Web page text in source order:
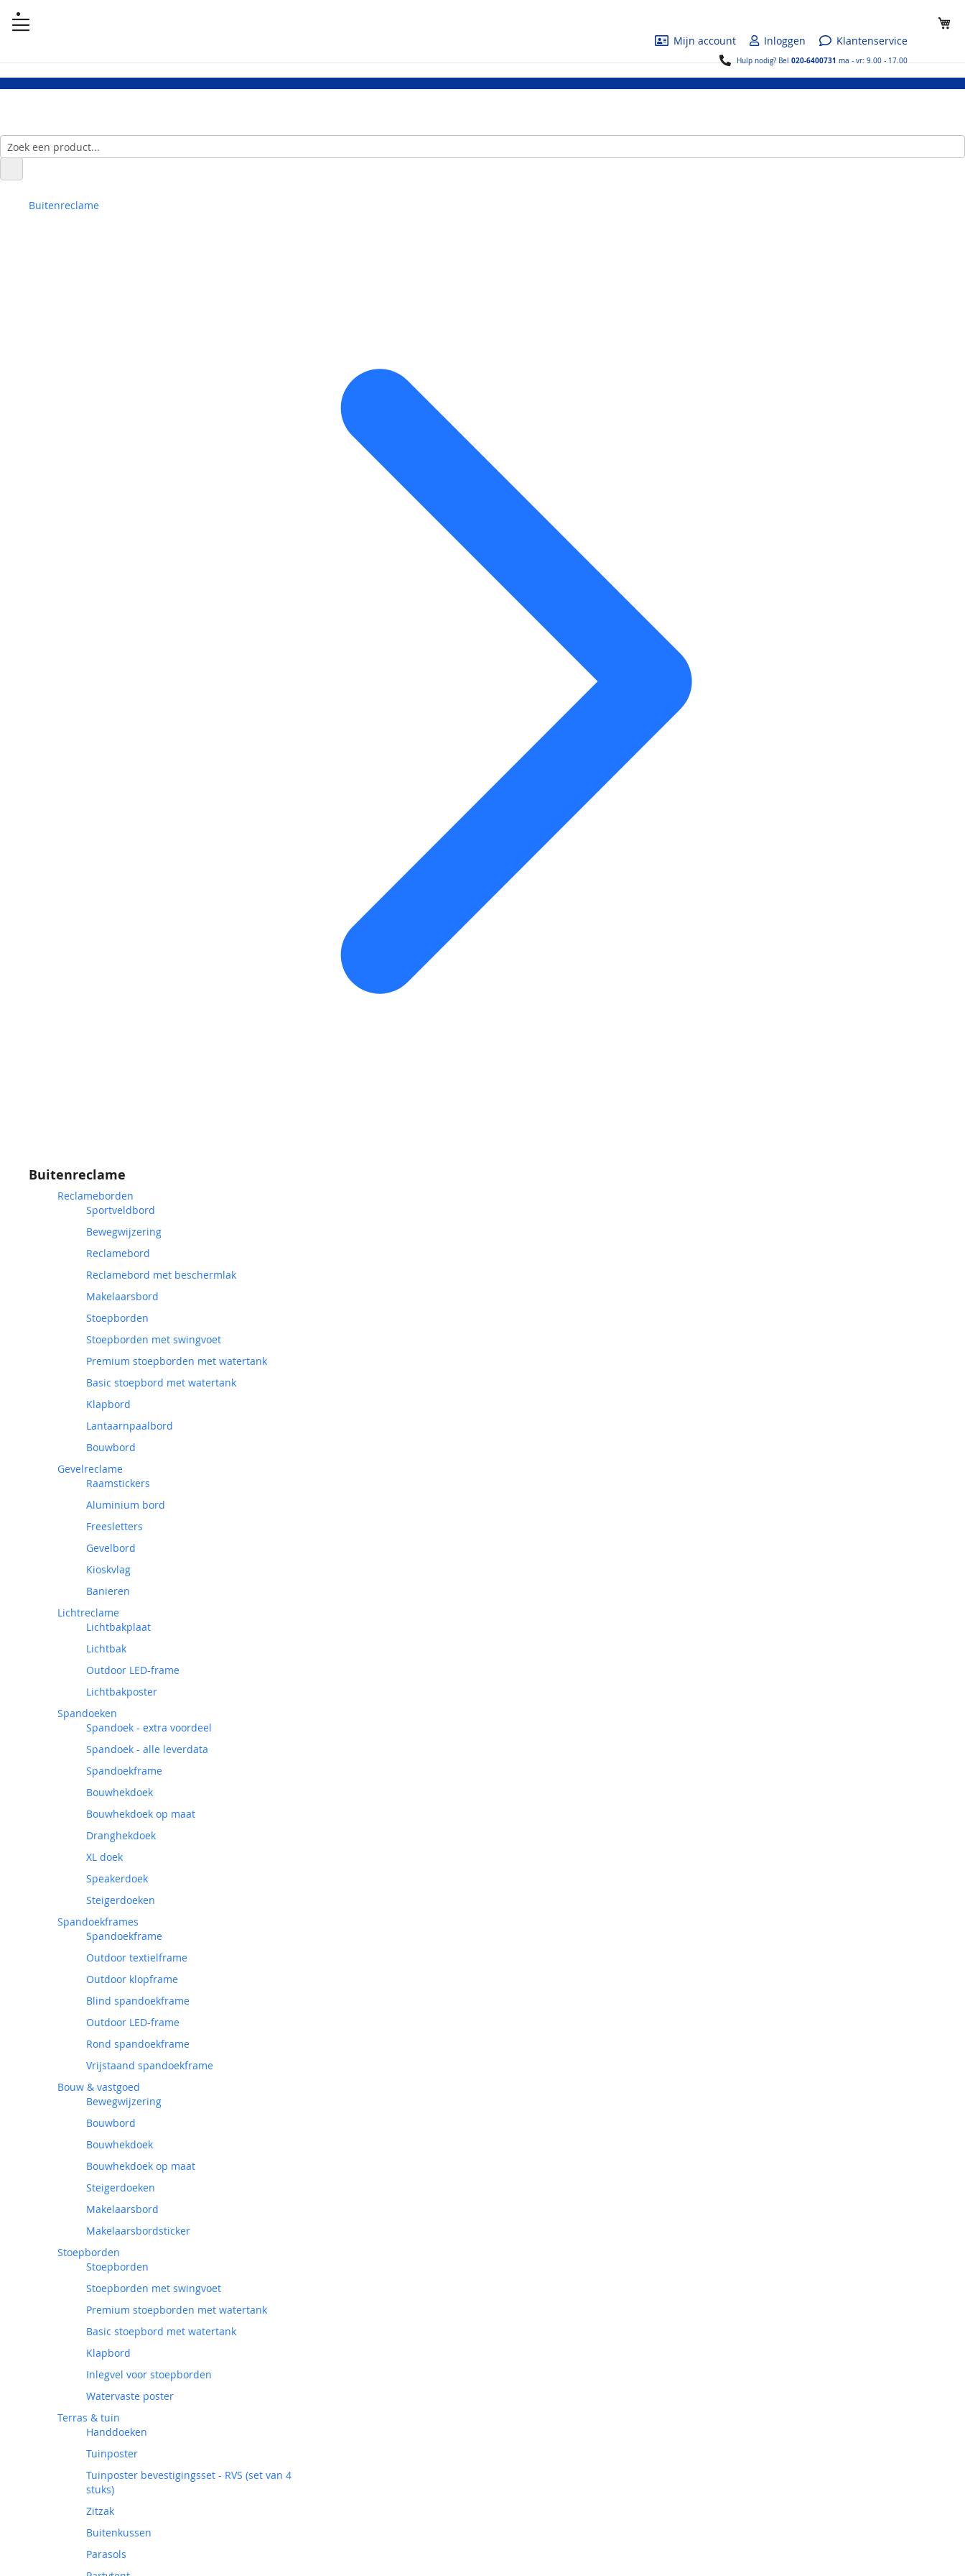
Mijn account
Inloggen Klantenservice
Hulp nodig? Bel020-6400731ma - vr: 9.00 - 17.00
Buitenreclame
Buitenreclame
Reclameborden
Sportveldbord
Bewegwijzering
Reclamebord
Reclamebord met beschermlak
Makelaarsbord
Stoepborden
Stoepborden met swingvoet
Premium stoepborden met watertank
Basic stoepbord met watertank
Klapbord
Lantaarnpaalbord
Bouwbord
Gevelreclame
Raamstickers
Aluminium bord
Freesletters
Gevelbord
Kioskvlag
Banieren
Lichtreclame
Lichtbakplaat
Lichtbak
Outdoor LED-frame
Lichtbakposter
Spandoeken
Spandoek - extra voordeel
Spandoek - alle leverdata
Spandoekframe
Bouwhekdoek
Bouwhekdoek op maat
Dranghekdoek
XL doek
Speakerdoek
Steigerdoeken
Spandoekframes
Spandoekframe
Outdoor textielframe
Outdoor klopframe
Blind spandoekframe
Outdoor LED-frame
Rond spandoekframe
Vrijstaand spandoekframe
Bouw & vastgoed
Bewegwijzering
Bouwbord
Bouwhekdoek
Bouwhekdoek op maat
Steigerdoeken
Makelaarsbord
Makelaarsbordsticker
Stoepborden
Stoepborden
Stoepborden met swingvoet
Premium stoepborden met watertank
Basic stoepbord met watertank
Klapbord
Inlegvel voor stoepborden
Watervaste poster
Terras & tuin
Handdoeken
Tuinposter
Tuinposter bevestigingsset - RVS (set van 4
stuks)
Zitzak
Buitenkussen
Parasols